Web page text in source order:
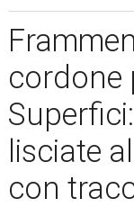
cordone
lisciate
con